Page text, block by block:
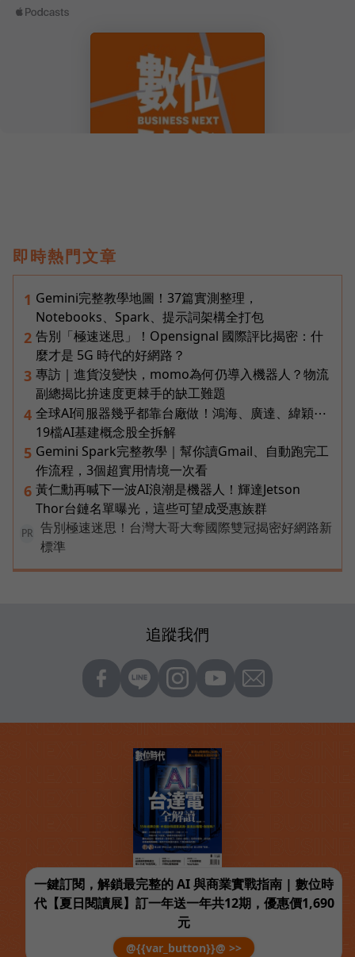
即時熱門文章
1 Gemini完整教學地圖！37篇實測整理，
Notebooks、Spark、提示詞架構全打包
2 告別「極速迷思」！Opensignal 國際評比揭密：什
麼才是 5G 時代的好網路？
3 專訪｜進貨沒變快，momo為何仍導入機器人？物流
副總揭比拚速度更棘手的缺工難題
4 全球AI伺服器幾乎都靠台廠做！鴻海、廣達、緯穎⋯
19檔AI基建概念股全拆解
5 Gemini Spark完整教學｜幫你讀Gmail、自動跑完工
作流程，3個超實用情境一次看
6 黃仁勳再喊下一波AI浪潮是機器人！輝達Jetson
Thor台鏈名單曝光，這些可望成受惠族群
PR
告別極速迷思！台灣大哥大奪國際雙冠揭密好網路新
標準
追蹤我們
一鍵訂閱，解鎖最完整的 AI 與商業實戰指南 | 數位時
代【夏日閱讀展】訂一年送一年共12期，優惠價1,690
元
@{{var_button}}@ >>